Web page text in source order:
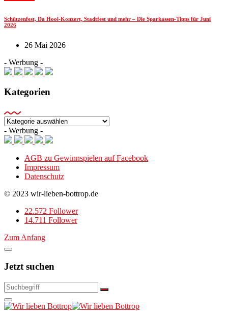
Schützenfest, Da Hool-Konzert, Stadtfest und mehr – Die Sparkassen-Tipps für Juni
2026
26 Mai 2026
- Werbung -
Kategorien
Kategorien
- Werbung -
AGB zu Gewinnspielen auf Facebook
Impressum
Datenschutz
© 2023 wir-lieben-bottrop.de
22.572 Follower
14.711 Follower
Zum Anfang
Jetzt suchen